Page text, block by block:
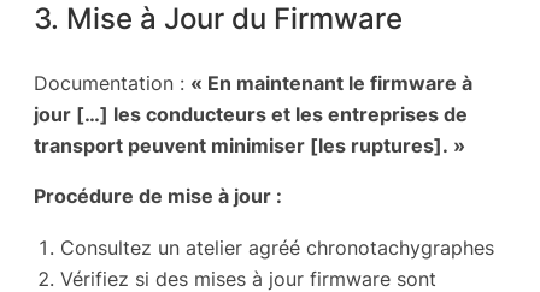
3. Mise à Jour du Firmware
Documentation : « En maintenant le firmware à
jour […] les conducteurs et les entreprises de
transport peuvent minimiser [les ruptures]. »
Procédure de mise à jour :
Consultez un atelier agréé chronotachygraphes
Vérifiez si des mises à jour firmware sont